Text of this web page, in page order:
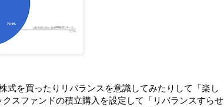
式を買ったりリバランスを意識してみたりして「楽し
スファンドの積立購入を設定して「リバランスすらせ